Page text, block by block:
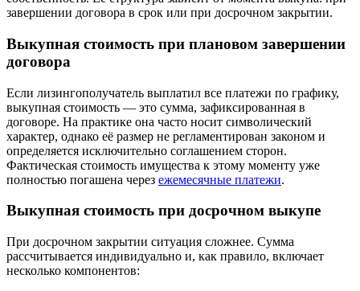
завершении договора в срок или при досрочном закрытии.
Выкупная стоимость при плановом завершении
договора
Если лизингополучатель выплатил все платежи по графику,
выкупная стоимость — это сумма, зафиксированная в
договоре. На практике она часто носит символический
характер, однако её размер не регламентирован законом и
определяется исключительно соглашением сторон.
Фактическая стоимость имущества к этому моменту уже
полностью погашена через ежемесячные платежи.
Выкупная стоимость при досрочном выкупе
При досрочном закрытии ситуация сложнее. Сумма
рассчитывается индивидуально и, как правило, включает
несколько компонентов: